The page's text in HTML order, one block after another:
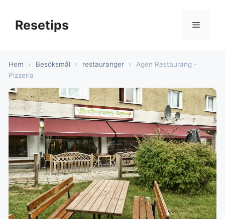
innehållResetips Meny
Hem › Besöksmål › restauranger ›
Agen Restaurang -
Pizzeria